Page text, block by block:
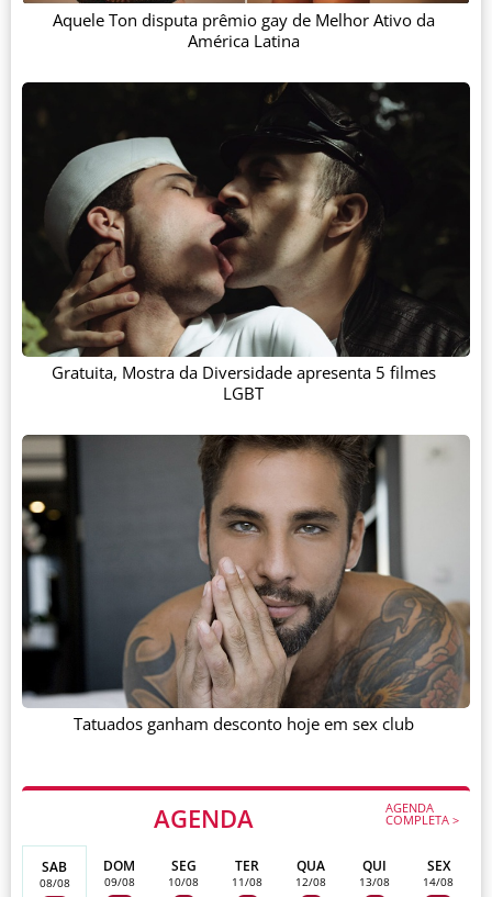
Aquele Ton disputa prêmio gay de Melhor Ativo da
América Latina
Gratuita, Mostra da Diversidade apresenta 5 filmes
LGBT
Tatuados ganham desconto hoje em sex club
AGENDA AGENDA
COMPLETA >
SAB
08/08
DOM
09/08
SEG
10/08
TER
11/08
QUA
12/08
QUI
13/08
SEX
14/08